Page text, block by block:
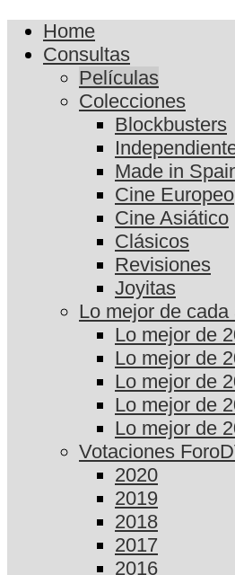
Home
Consultas
Películas
Colecciones
Blockbusters
Made in
Cine Europeo
Cine Asiático
Clásicos
Revisiones
Joyitas
Lo mejor de cada
Lo mejor de
Lo mejor de
Lo mejor de
Lo mejor de
Lo mejor de
Votaciones
2020
2019
2018
2017
2016